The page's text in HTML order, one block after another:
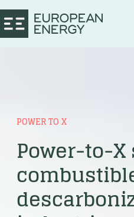
POWER TO X
Power-to-